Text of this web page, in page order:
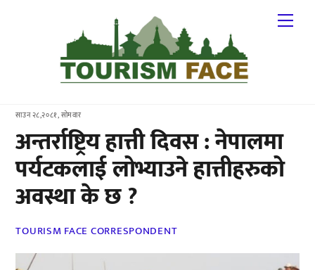
साउन २८,२०८१, सोमवार
अन्तर्राष्ट्रिय हात्ती दिवस : नेपालमा
पर्यटकलाई लोभ्याउने हात्तीहरुको
अवस्था के छ ?
TOURISM FACE CORRESPONDENT